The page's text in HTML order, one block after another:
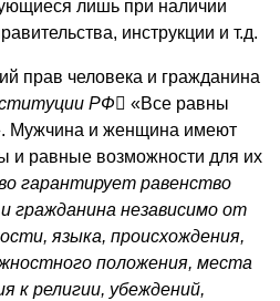
лишь при наличии
инструкции и т.д.
прав человека и гражданина
РФ «Все равны
Мужчина и женщина имеют
и равные возможности для их
гарантирует равенство
гражданина независимо от
языка, происхождения,
положения, места
к религии, убеждений,